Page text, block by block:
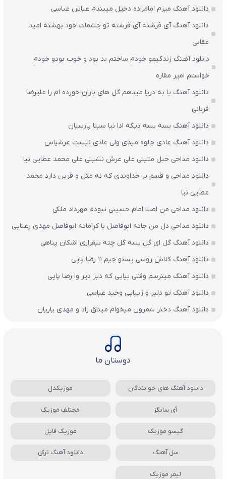
دانلود آهنگ میرم امامزاده دخیل میبندم عباس عباسی
دانلود آهنگ آی فرشته آی فرشته تو چشمات خود بهشته امید
عقابی
دانلود آهنگ زندگیمو خودم ساختم بد بود و خوب بودو خودم
خواستم امیر مقاره
دانلود آهنگ یا به دریا میدهم گل های باران‌ خورده ام را علیرضا
قربانی
دانلود آهنگ بسه بسه دیگه ادا نیا سینا پارسیان
دانلود آهنگ عادی جلوه میدی ولی عادی نیست عرشیاس
دانلود مداحی حبل متینی علی عرش نشینی علی محمد عطایی نیا
دانلود مداحی و قسم بر خداوندی که نه مثل و قرین دارد محمد
عطایی نیا
دانلود مداحی من اصلا امام حسینی نبودم مهرداد ملکی
دانلود مداحی دل من جاته ابوفاضل با کراماته ابوفاضل مهدی رعنایی
دانلود آهنگ گل ای گل بسه گل چته بیقراری اشکان پناهی
دانلود آهنگ کلاش روسی پستو جیم ۱۱ رضا پاپی
دانلود آهنگ میترسم وقتی بیایی که دیر دیر وا رضا پاپی
دانلود آهنگ تو دلبر و زیبایی وحید عباسی
دانلود آهنگ دختر شمرون میخوام میثاق راد و مهدی یاریان
دوستان ما
دانلود آهنگ های خوانندگان موزیکدل
آی سانگز مختلف موزیک
گیسو موزیک موزیک فایل
سل آهنگ دانلود آهنگ ترکی
لیمر موزیک